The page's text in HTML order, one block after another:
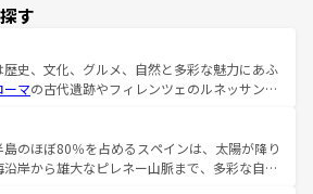
す
歴史、文化、グルメ、自然と多彩な魅力にあふ
ーマの古代遺跡やフィレンツェのルネッサンス
カーナの美しい田園風景やアマルフィ海岸の絶
然景観も見逃せない。観光の合間には、本場の
など、絶品のイタリア料理を堪能することも
島のほぼ80％を占めるスペインは、太陽が降り
岸から雄大なピレネー山脈まで、多彩な自然